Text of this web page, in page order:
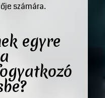
számára.
egyre